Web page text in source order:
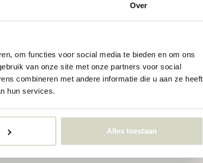
Over
om functies voor social media te bieden en om ons
van onze site met onze partners voor social
combineren met andere informatie die u aan ze heeft
hun services.
Alles toestaan